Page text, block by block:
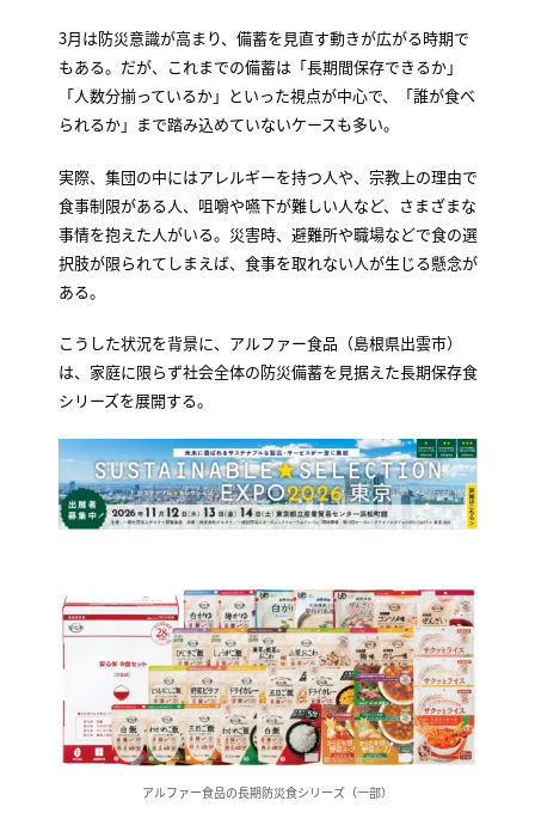
3月は防災意識が高まり、備蓄を見直す動きが広がる時期で
もある。だが、これまでの備蓄は「長期間保存できるか」
「人数分揃っているか」といった視点が中心で、「誰が食べ
られるか」まで踏み込めていないケースも多い。
実際、集団の中にはアレルギーを持つ人や、宗教上の理由で
食事制限がある人、咀嚼や嚥下が難しい人など、さまざまな
事情を抱えた人がいる。災害時、避難所や職場などで食の選
択肢が限られてしまえば、食事を取れない人が生じる懸念が
ある。
こうした状況を背景に、アルファー食品（島根県出雲市）
は、家庭に限らず社会全体の防災備蓄を見据えた長期保存食
シリーズを展開する。
アルファー食品の長期防災食シリーズ（一部）